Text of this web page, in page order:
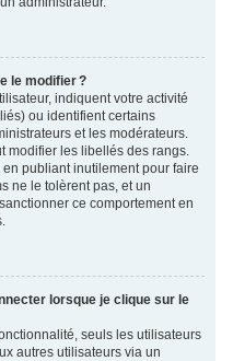
le modifier ?
indiquent votre activité
ou identifient certains
et les modérateurs.
modifier les libellés des rangs.
publiant inutilement pour faire
ne le tolèrent pas, et un
ce comportement en
lorsque je clique sur le
seuls les utilisateurs
autres utilisateurs via un